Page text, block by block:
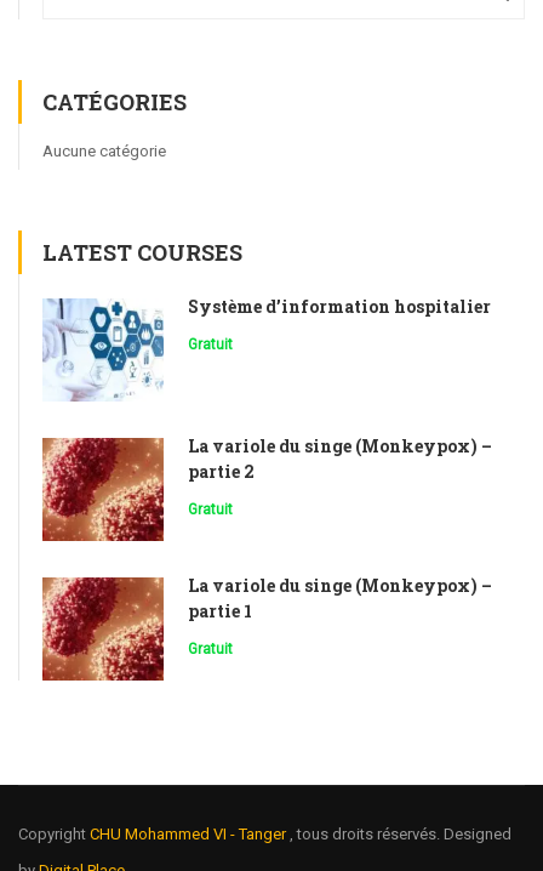
CATÉGORIES
Aucune catégorie
LATEST COURSES
Système d’information hospitalier
Gratuit
La variole du singe (Monkeypox) –
partie 2
Gratuit
La variole du singe (Monkeypox) –
partie 1
Gratuit
Copyright CHU Mohammed VI - Tanger , tous droits réservés. Designed